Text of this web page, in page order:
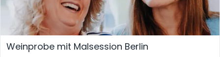
Weinprobe mit Malsession Berlin